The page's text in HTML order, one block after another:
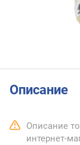
Описание
Описание
интернет-